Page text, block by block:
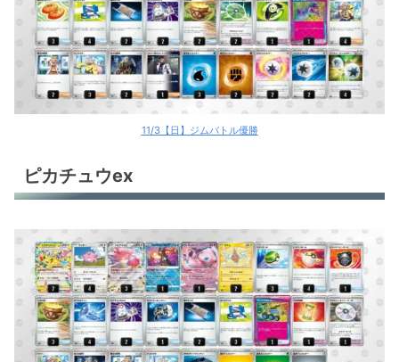
11/3【日】ジムバトル優勝
ピカチュウex